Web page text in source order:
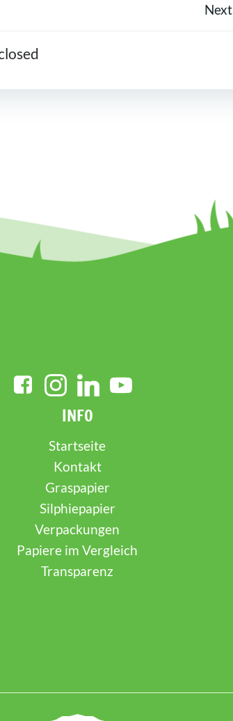
INFO
Startseite
Kontakt
Graspapier
Silphiepapier
Verpackungen
Papiere im Vergleich
Transparenz